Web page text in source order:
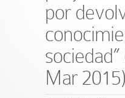
por
sociedad”
Mar 2015)